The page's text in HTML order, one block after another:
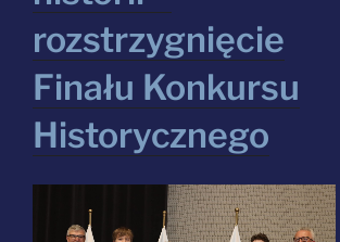
rozstrzygnięcie
Finału Konkursu
Historycznego